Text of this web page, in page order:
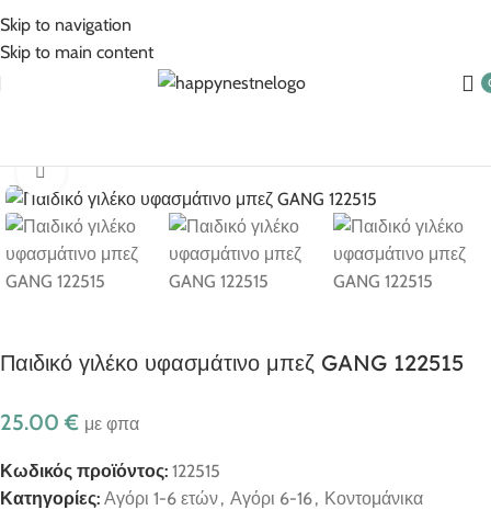
Skip to navigation
Skip to main content
Click to enlarge
Παιδικό γιλέκο υφασμάτινο μπεζ GANG 122515
25.00€ με φπα
Κωδικός προϊόντος: 122515
Κατηγορίες: Αγόρι 1-6 ετών, Αγόρι 6-16, Κοντομάνικα
5% Επιπλέον έκπτωση για πληρωμές με κάρτα!